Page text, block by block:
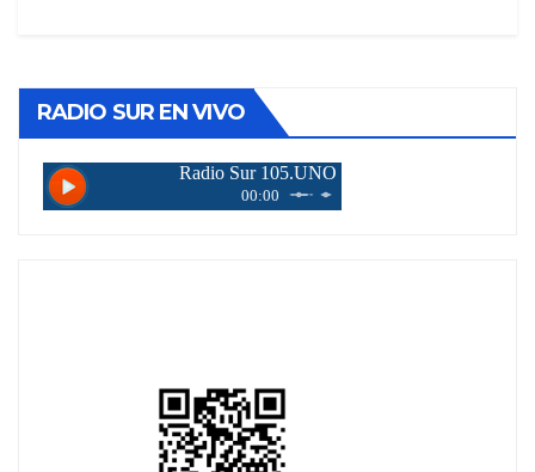
RADIO SUR EN VIVO